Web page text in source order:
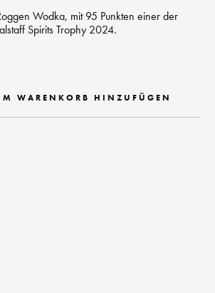
Wodka, mit 95 Punkten einer der
Spirits Trophy 2024.